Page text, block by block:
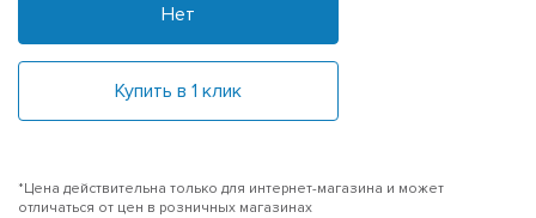
Нет
Купить в 1 клик
*Цена действительна только для интернет-магазина и может
отличаться от цен в розничных магазинах